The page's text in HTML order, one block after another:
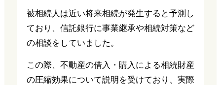
被相続人は近い将来相続が発生すると予測し
ており、信託銀行に事業継承や相続対策など
の相談をしていました。
この際、不動産の借入・購入による相続財産
の圧縮効果について説明を受けており、実際